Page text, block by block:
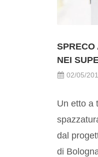
SPRECO
NEI
02/05/
Un etto a
dal
di